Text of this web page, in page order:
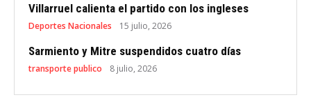
Villarruel calienta el partido con los ingleses
Deportes Nacionales 15 julio, 2026
Sarmiento y Mitre suspendidos cuatro días
transporte publico 8 julio, 2026